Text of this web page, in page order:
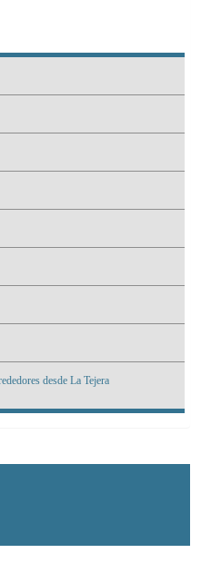
desde La Tejera